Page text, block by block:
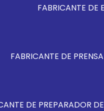
FABRICANTE DE
FABRICANTE DE
DE PREPARADOR